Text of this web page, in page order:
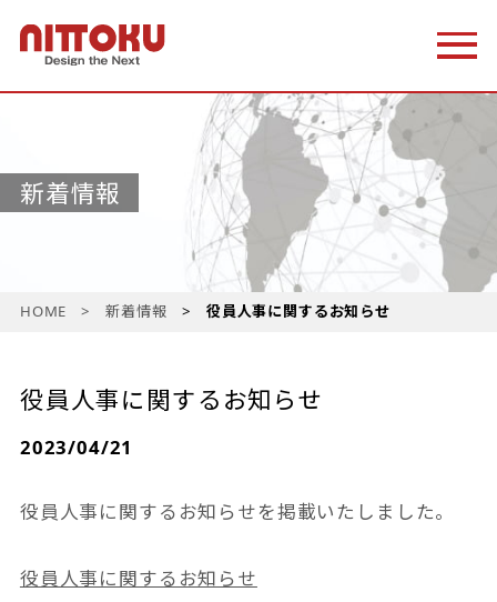
新着情報
HOME 新着情報 役員人事に関するお知らせ
役員人事に関するお知らせ
2023/04/21
役員人事に関するお知らせを掲載いたしました。
役員人事に関するお知らせ